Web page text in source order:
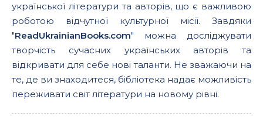
української літератури та авторів, що є важливою
роботою відчутної культурної місії. Завдяки
"ReadUkrainianBooks.com" можна досліджувати
творчість сучасних українських авторів та
відкривати для себе нові таланти. Не зважаючи на
те, де ви знаходитеся, бібліотека надає можливість
переживати світ літератури на новому рівні.